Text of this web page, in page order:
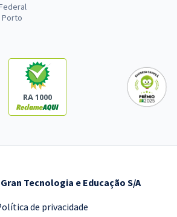
Porto
RA 1000
Gran Tecnologia e Educação S/A
de privacidade